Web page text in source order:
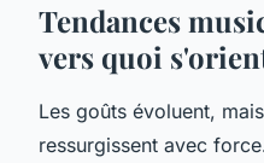
Tendances
vers quoi
Les goûts évoluent,
ressurgissent avec